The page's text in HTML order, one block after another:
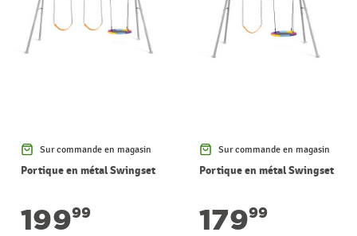
Sur commande en magasin
Portique en métal Swingset
19999
Sur commande en magasin
Portique en métal Swingset
17999